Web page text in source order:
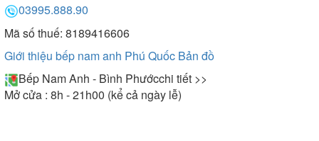
03995.888.90
Mã số thuế: 8189416606
Giới thiệu bếp nam anh Phú Quốc Bản đồ
Bếp Nam Anh - Bình Phướcchi tiết >>
Mở cửa : 8h - 21h00 (kể cả ngày lễ)